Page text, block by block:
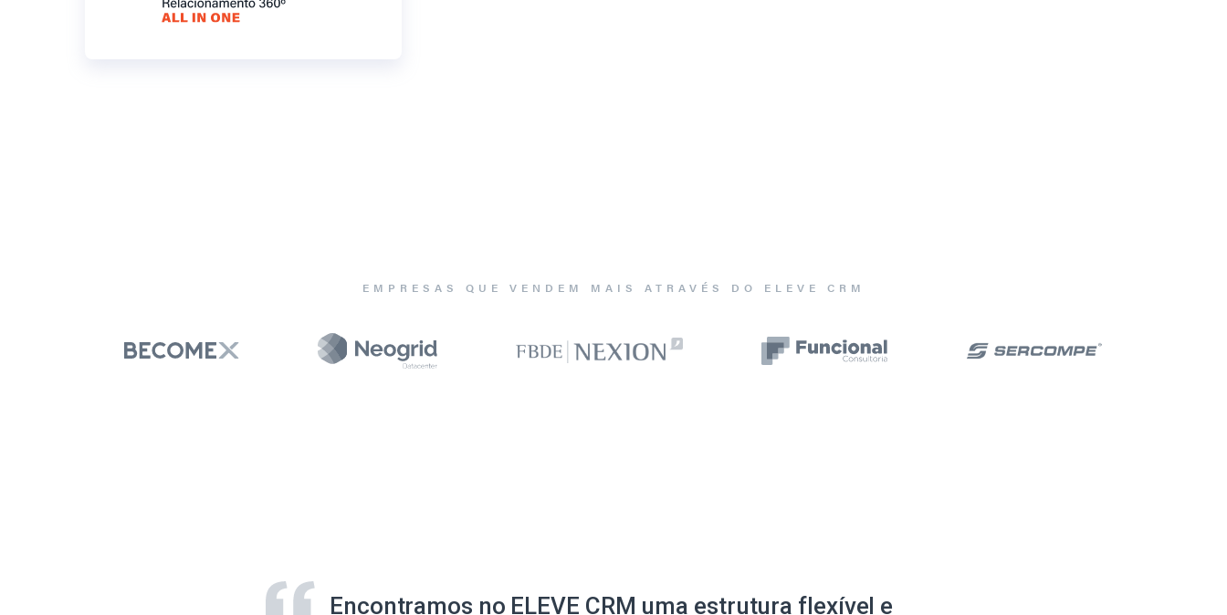
EMPRESAS QUE VENDEM MAIS ATRAVÉS DO ELEVE CRM
Encontramos no ELEVE CRM uma estrutura flexível e